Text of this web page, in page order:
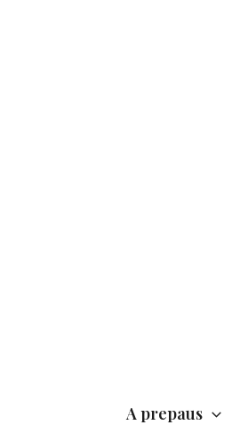
A prepaus